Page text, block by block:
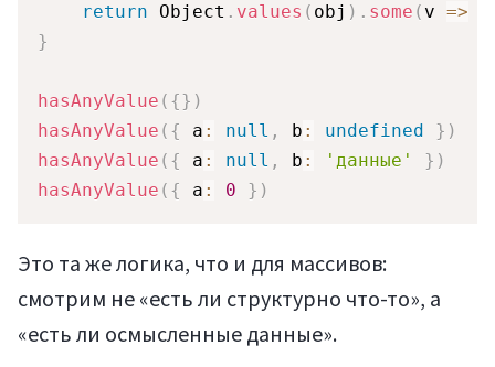
return Object . values ( obj ) . some ( v =>
}
hasAnyValue ( {} )
hasAnyValue ( { a : null , b : undefined } )
hasAnyValue ( { a : null , b : 'данные' } )
hasAnyValue ( { a : 0 } )
Это та же логика, что и для массивов:
смотрим не «есть ли структурно что-то», а
«есть ли осмысленные данные».